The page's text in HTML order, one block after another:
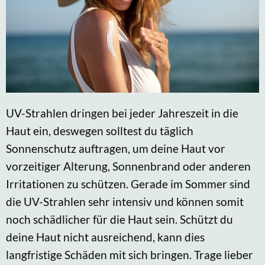
UV-Strahlen dringen bei jeder Jahreszeit in die
Haut ein, deswegen solltest du täglich
Sonnenschutz auftragen, um deine Haut vor
vorzeitiger Alterung, Sonnenbrand oder anderen
Irritationen zu schützen. Gerade im Sommer sind
die UV-Strahlen sehr intensiv und können somit
noch schädlicher für die Haut sein. Schützt du
deine Haut nicht ausreichend, kann dies
langfristige Schäden mit sich bringen. Trage lieber